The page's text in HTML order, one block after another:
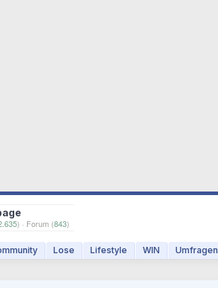
) · Forum (843)
Lose Lifestyle WIN Umfragen